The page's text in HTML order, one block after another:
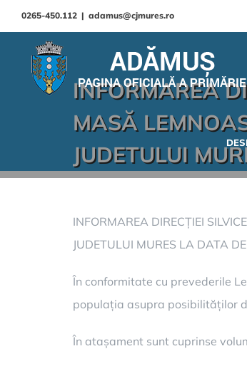
0265-450.112 | adamus@cjmures.ro
INFORMAREA
MASĂ
JUDETULUI
INFORMAREA DIRECȚIEI
JUDETULUI MURES LA DATA
În conformitate cu prevederile
populația asupra posibilităților
În atașament sunt cuprinse